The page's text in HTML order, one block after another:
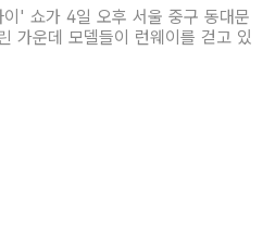
' 쇼가 4일 오후 서울 중구 동대문
가운데 모델들이 런웨이를 걷고 있